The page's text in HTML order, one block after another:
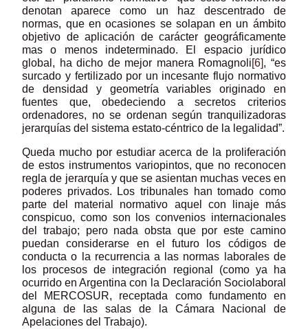
denotan aparece como un haz descentrado de
normas, que en ocasiones se solapan en un ámbito
objetivo de aplicación de carácter geográficamente
mas o menos indeterminado. El espacio jurídico
global, ha dicho de mejor manera Romagnoli[6], “es
surcado y fertilizado por un incesante flujo normativo
de densidad y geometría variables originado en
fuentes que, obedeciendo a secretos criterios
ordenadores, no se ordenan según tranquilizadoras
jerarquías del sistema estato-céntrico de la legalidad”.
Queda mucho por estudiar acerca de la proliferación
de estos instrumentos variopintos, que no reconocen
regla de jerarquía y que se asientan muchas veces en
poderes privados. Los tribunales han tomado como
parte del material normativo aquel con linaje más
conspicuo, como son los convenios internacionales
del trabajo; pero nada obsta que por este camino
puedan considerarse en el futuro los códigos de
conducta o la recurrencia a las normas laborales de
los procesos de integración regional (como ya ha
ocurrido en Argentina con la Declaración Sociolaboral
del MERCOSUR, receptada como fundamento en
alguna de las salas de la Cámara Nacional de
Apelaciones del Trabajo).